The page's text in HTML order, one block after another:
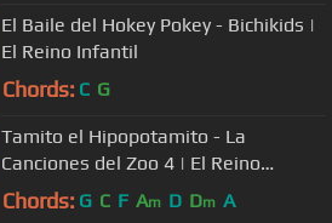
El Baile del Hokey Pokey - Bichikids |
El Reino Infantil
Chords: C G
Tamito el Hipopotamito - La
Canciones del Zoo 4 | El Reino
Infantil
Chords: G C F Am D Dm A